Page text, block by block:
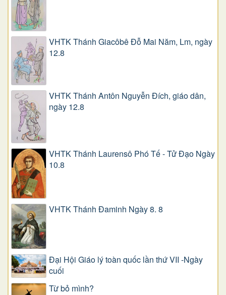
VHTK Thánh Giacôbê Ðỗ Mai Năm, Lm, ngày
12.8
VHTK Thánh Antôn Nguyễn Ðích, giáo dân,
ngày 12.8
VHTK Thánh Laurensô Phó Tế - Tử Đạo Ngày
10.8
VHTK Thánh Đaminh Ngày 8. 8
Đại Hội Giáo lý toàn quốc lần thứ VII -Ngày
cuối
Từ bỏ mình?